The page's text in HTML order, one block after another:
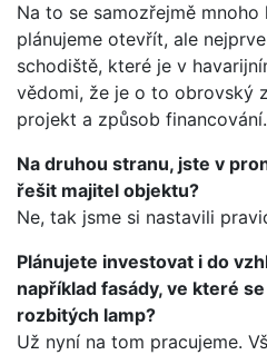
Na to se samozřejmě
plánujeme otevřít, ale
schodiště, které je v
vědomi, že je o to obrovský
projekt a způsob financování.
Na druhou stranu, jste v
řešit majitel objektu?
Ne, tak jsme si nastavili
Plánujete investovat i do
například fasády, ve které
rozbitých lamp?
Už nyní na tom pracujeme.